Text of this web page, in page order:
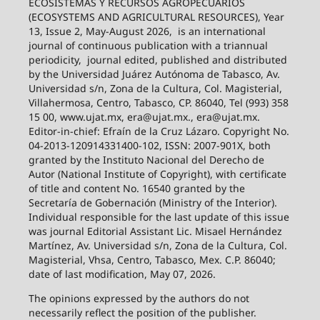
ECOSISTEMAS Y RECURSOS AGROPECUARIOS
(ECOSYSTEMS AND AGRICULTURAL RESOURCES), Year
13, Issue 2, May-August 2026, is an international
journal of continuous publication with a triannual
periodicity, journal edited, published and distributed
by the Universidad Juárez Autónoma de Tabasco, Av.
Universidad s/n, Zona de la Cultura, Col. Magisterial,
Villahermosa, Centro, Tabasco, CP. 86040, Tel (993) 358
15 00, www.ujat.mx, era@ujat.mx., era@ujat.mx.
Editor-in-chief: Efraín de la Cruz Lázaro. Copyright No.
04-2013-120914331400-102, ISSN: 2007-901X, both
granted by the Instituto Nacional del Derecho de
Autor (National Institute of Copyright), with certificate
of title and content No. 16540 granted by the
Secretaría de Gobernación (Ministry of the Interior).
Individual responsible for the last update of this issue
was journal Editorial Assistant Lic. Misael Hernández
Martínez, Av. Universidad s/n, Zona de la Cultura, Col.
Magisterial, Vhsa, Centro, Tabasco, Mex. C.P. 86040;
date of last modification, May 07, 2026.
The opinions expressed by the authors do not
necessarily reflect the position of the publisher.